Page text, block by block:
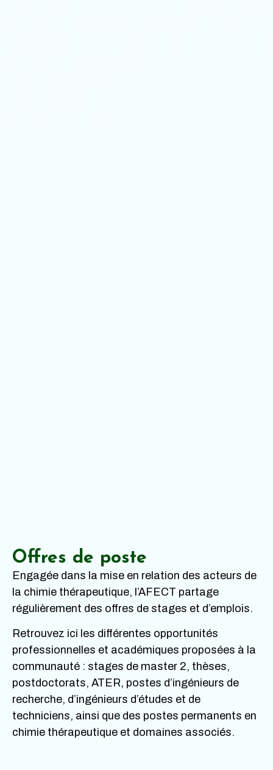
Offres de poste
Engagée dans la mise en relation des acteurs de
la chimie thérapeutique, l’AFECT partage
régulièrement des offres de stages et d’emplois.
Retrouvez ici les différentes opportunités
professionnelles et académiques proposées à la
communauté : stages de master 2, thèses,
postdoctorats, ATER, postes d’ingénieurs de
recherche, d’ingénieurs d’études et de
techniciens, ainsi que des postes permanents en
chimie thérapeutique et domaines associés.